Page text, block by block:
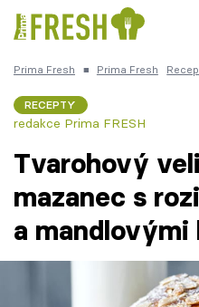
Česká kuchyně Čokoláda
Témata
Prima Fresh ■ Prima Fresh
RECEPTY
redakce Prima FRESH
Tvarohový
mazanec s
a mandlovými